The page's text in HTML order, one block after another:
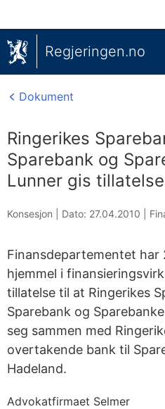
Regjeringen.no
Dokument
Ringerikes
Sparebank og
Lunner gis
Konsesjon | Dato: 27.04.2010
Finansdepartementet har
hjemmel i
tillatelse til at Ringerikes
Sparebank og
seg sammen med
overtakende bank til
Hadeland.
Advokatfirmaet Selmer